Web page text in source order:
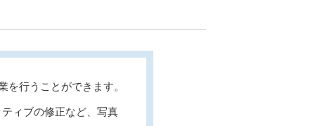
行うことができます。
ィブの修正など、写真